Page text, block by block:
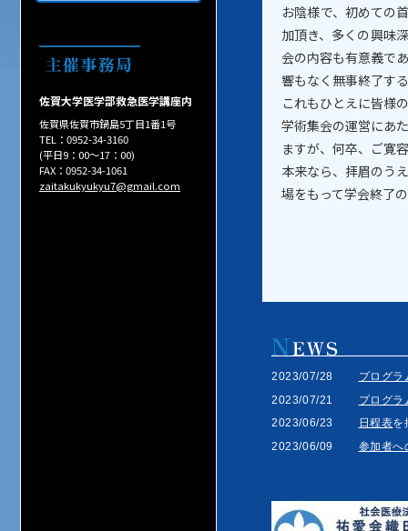
佐賀大学医学部救急医学講座内
佐賀県佐賀市鍋島5丁目1番1号
TEL：0952-34-3160
(平日9：00～17：00)
FAX：0952-34-1061
zaitakukyukyu7@gmail.com
お陰様で、初めての
加頂き、多くの興味
会の内容も有意義で
響もなく無事終了す
これもひとえに皆様
学術集会の運営にあ
ますが、何卒、ご寛
本来なら、拝眉のう
場をもって学会終了
2023/07/28
プログラ
2023/07/21
プログラ
2023/06/23
日程表を
2023/06/09
参加者へ
2023/05/08
協賛募集